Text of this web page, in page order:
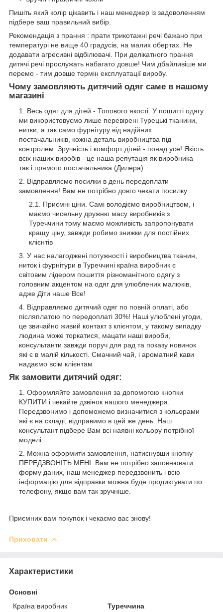
Пишіть який колір цікавить і наш менеджер із задоволенням
підбере ваш правильний вибір.
Рекомендація з прання : прати трикотажні речі бажано при
температурі не вище 40 градусів, на малих обертах. Не
додавати агресивні відбілювачі. При делікатного прання
дитячі речі прослужать набагато довше! Чим дбайливіше ми
перемо - тим довше термін експлуатації виробу.
Чому замовляють дитячий одяг саме в нашому
магазині
Весь одяг для дітей - Топового якості. У пошитті одягу
ми використовуємо лише перевірені Турецькі тканини,
нитки, а так само фурнітуру від надійних
постачальників, кожна деталь виробництва під
контролем. Зручність і комфорт дітей - понад усе! Якість
всіх наших виробів - це наша репутація як виробника
так і прямого постачальника (Дилера)
Відправляємо посилки в день передоплати
замовлення! Вам не потрібно довго чекати посилку
Приємні ціни. Самі володіємо виробництвом, і
маємо чисельну дружню масу виробників з
Туреччини тому маємо можливість запропонувати
кращу ціну, завжди робимо знижки для постійних
клієнтів
У нас налагоджені потужності і виробництва тканин,
ниток і фурнітури в Туреччині країна виробник є
світовим лідером пошиття різноманітного одягу з
головним акцентом на одяг для улюблених малюків,
адже Діти наше Все!
Відправляємо дитячий одяг по повній оплаті, або
післяплатою по передоплаті 30%! Наші улюблені угоди,
це звичайно живий контакт з клієнтом, у такому випадку
людина може торкатися, мацати наші вироби,
консультанти завжди поруч для рад та показу новинок
які є в малій кількості. Смачний чай, і ароматний кави
надаємо всім клієнтам
Як замовити дитячий одяг:
Оформляйте замовлення за допомогою кнопки
КУПИТИ і чекайте дзвінок нашого менеджера.
Передзвонимо і допоможемо визначитися з кольорами
які є на складі, відправимо в цей же день. Наш
консультант підбере Вам всі наявні кольору потрібної
моделі.
Можна оформити замовлення, натиснувши кнопку
ПЕРЕДЗВОНІТЬ МЕНІ. Вам не потрібно заповнювати
форму даних, наш менеджер передзвонить і всю
інформацію для відправки можна буде продиктувати по
телефону, якщо вам так зручніше.
Приємних вам покупок і чекаємо вас знову!
Приховати
Характеристики
Основні
Країна виробник
Туреччина